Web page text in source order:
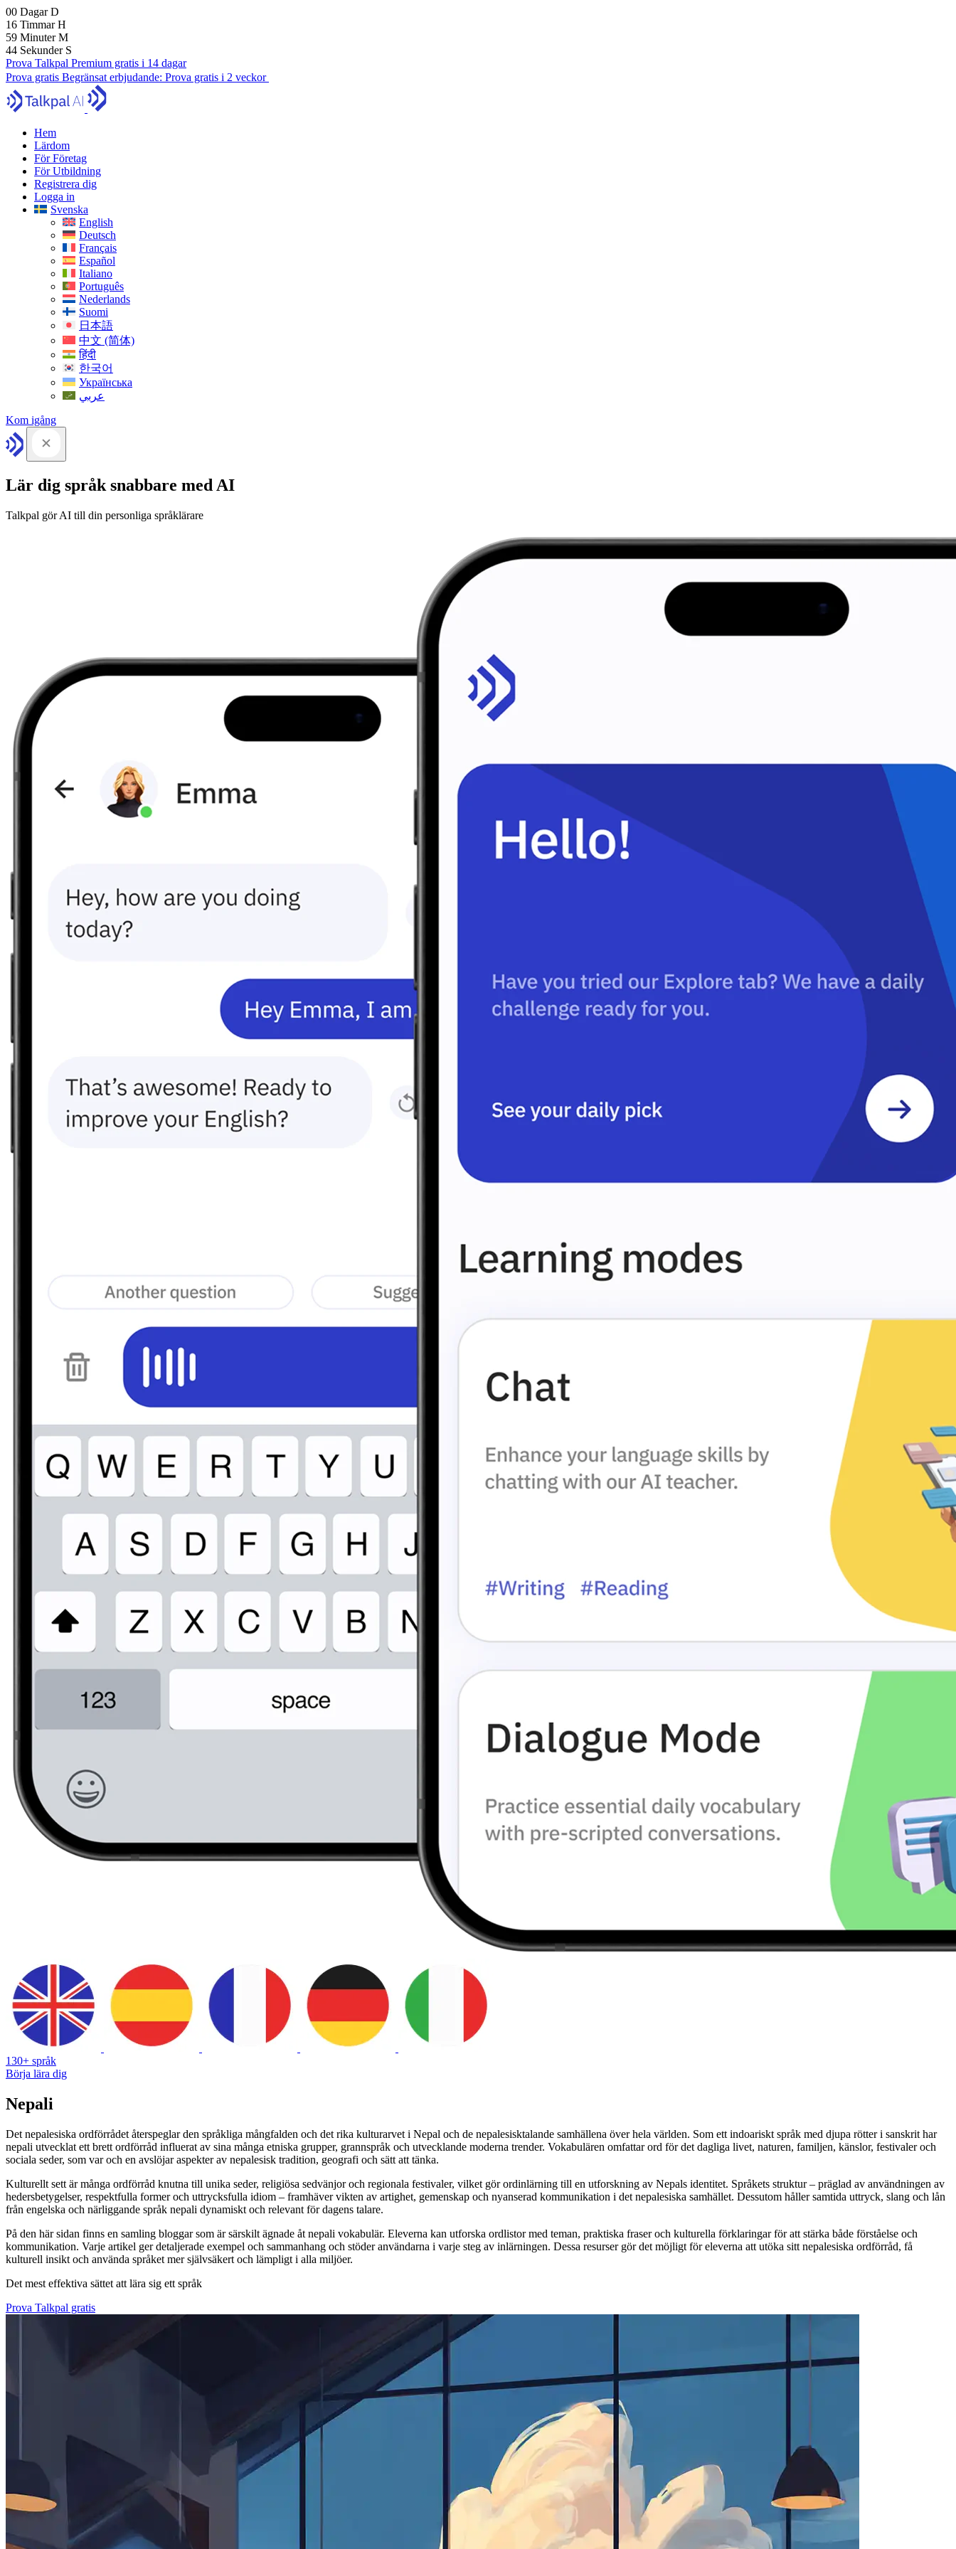
00 DagarD
16 TimmarH
59 MinuterM
42 Sekunder S
Prova Talkpal Premium gratis i 14 dagar
Prova gratis Begränsat erbjudande: Prova gratis i 2 veckor
Hem
Lärdom
För Företag
För Utbildning
Registrera dig
Logga in
Svenska
English
Deutsch
Français
Español
Italiano
Português
Nederlands
Suomi
日本語
中文 (简体)
हिंदी
한국어
Українська
عربي
Kom igång
Lär dig språk snabbare med AI
Talkpal gör AI till din personliga språklärare
130+ språk
Börja lära dig
Nepali
Det nepalesiska ordförrådet återspeglar den språkliga mångfalden och det rika kulturarvet i Nepal och de nepalesisktalande samhällena över hela världen. Som ett indoariskt språk med djupa rötter i sanskrit har
nepali utvecklat ett brett ordförråd influerat av sina många etniska grupper, grannspråk och utvecklande moderna trender. Vokabulären omfattar ord för det dagliga livet, naturen, familjen, känslor, festivaler och
sociala seder, som var och en avslöjar aspekter av nepalesisk tradition, geografi och sätt att tänka.
Kulturellt sett är många ordförråd knutna till unika seder, religiösa sedvänjor och regionala festivaler, vilket gör ordinlärning till en utforskning av Nepals identitet. Språkets struktur – präglad av användningen av
hedersbetygelser, respektfulla former och uttrycksfulla idiom – framhäver vikten av artighet, gemenskap och nyanserad kommunikation i det nepalesiska samhället. Dessutom håller samtida uttryck, slang och lån
från engelska och närliggande språk nepali dynamiskt och relevant för dagens talare.
På den här sidan finns en samling bloggar som är särskilt ägnade åt nepali vokabulär. Eleverna kan utforska ordlistor med teman, praktiska fraser och kulturella förklaringar för att stärka både förståelse och
kommunikation. Varje artikel ger detaljerade exempel och sammanhang och stöder användarna i varje steg av inlärningen. Dessa resurser gör det möjligt för eleverna att utöka sitt nepalesiska ordförråd, få
kulturell insikt och använda språket mer självsäkert och lämpligt i alla miljöer.
Det mest effektiva sättet att lära sig ett språk
Prova Talkpal gratis